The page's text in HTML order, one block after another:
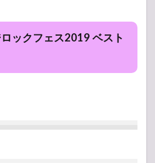
ロックフェス2019 ベスト